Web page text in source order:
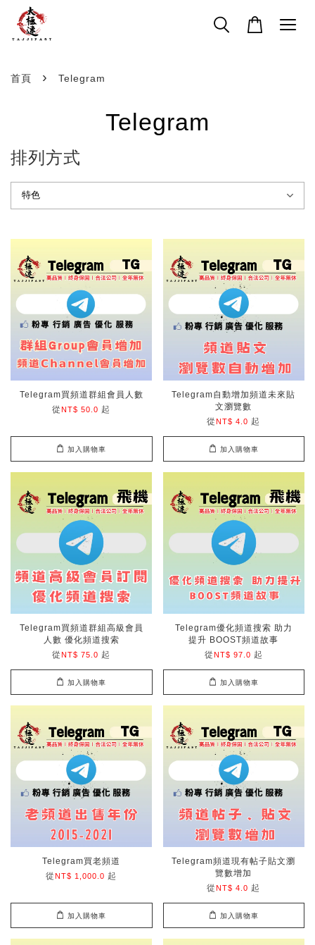
首頁 › Telegram
Telegram
排列方式
Telegram買頻道群組會員人數
從NT$ 50.0 起
加入購物車
Telegram自動增加頻道未來貼
文瀏覽數
從NT$ 4.0 起
加入購物車
Telegram買頻道群組高級會員
人數 優化頻道搜索
從NT$ 75.0 起
加入購物車
Telegram優化頻道搜索 助力
提升 BOOST頻道故事
從NT$ 97.0 起
加入購物車
Telegram買老頻道
從NT$ 1,000.0 起
加入購物車
Telegram頻道現有帖子貼文瀏
覽數增加
從NT$ 4.0 起
加入購物車